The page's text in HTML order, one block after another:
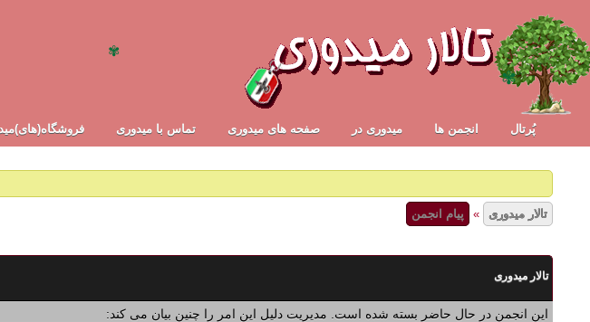
پُرتال انجمن ها ميدوری در صفحه های میدوری تماس با میدوری
تالار میدوری » پیام انجمن
تالار میدوری
این انجمن در حال حاضر بسته شده است. مدیریت دلیل این امر را چنین بیان می کند:
✾